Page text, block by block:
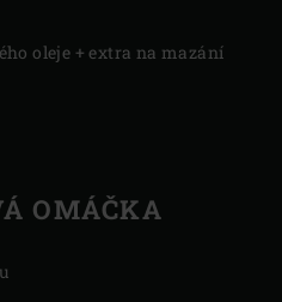
oleje + extra na mazání
OMÁČKA